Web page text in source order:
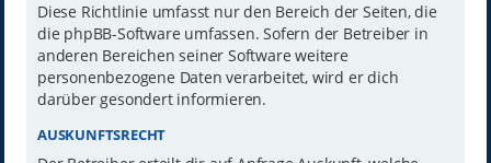
Diese Richtlinie umfasst nur den Bereich der Seiten, die
die phpBB-Software umfassen. Sofern der Betreiber in
anderen Bereichen seiner Software weitere
personenbezogene Daten verarbeitet, wird er dich
darüber gesondert informieren.
AUSKUNFTSRECHT